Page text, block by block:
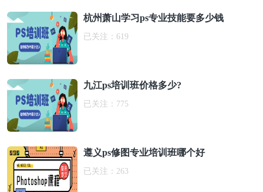
杭州萧山学习ps专业技能要多少钱
已关注： 619
九江ps培训班价格多少?
已关注： 775
遵义ps修图专业培训班哪个好
已关注： 263